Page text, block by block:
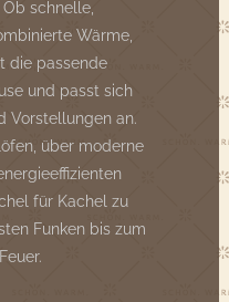
schnelle,
Wärme,
die passende
und passt sich
Vorstellungen an.
über moderne
für Kachel zu
Funken bis zum